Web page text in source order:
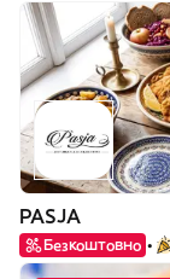
PASJA
Безкоштовно